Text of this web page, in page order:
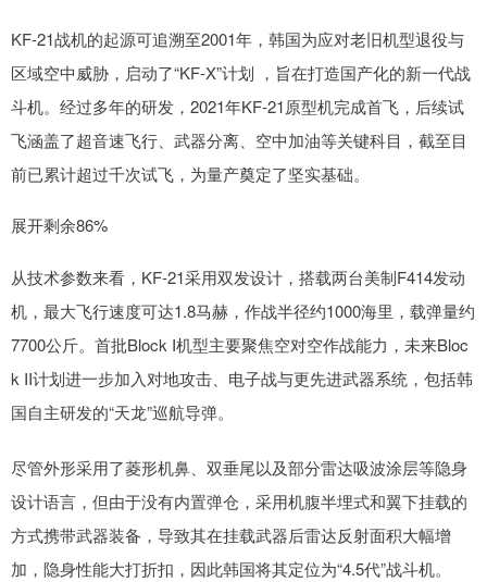
KF-21战机的起源可追溯至2001年，韩国为应对老旧机型退役与
区域空中威胁，启动了“KF-X”计划 ，旨在打造国产化的新一代战
斗机。经过多年的研发，2021年KF-21原型机完成首飞，后续试
飞涵盖了超音速飞行、武器分离、空中加油等关键科目，截至目
前已累计超过千次试飞，为量产奠定了坚实基础。
展开剩余86%
从技术参数来看，KF-21采用双发设计，搭载两台美制F414发动
机，最大飞行速度可达1.8马赫，作战半径约1000海里，载弹量约
7700公斤。首批Block I机型主要聚焦空对空作战能力，未来Bloc
k II计划进一步加入对地攻击、电子战与更先进武器系统，包括韩
国自主研发的“天龙”巡航导弹。
尽管外形采用了菱形机鼻、双垂尾以及部分雷达吸波涂层等隐身
设计语言，但由于没有内置弹仓，采用机腹半埋式和翼下挂载的
方式携带武器装备，导致其在挂载武器后雷达反射面积大幅增
加，隐身性能大打折扣，因此韩国将其定位为“4.5代”战斗机。